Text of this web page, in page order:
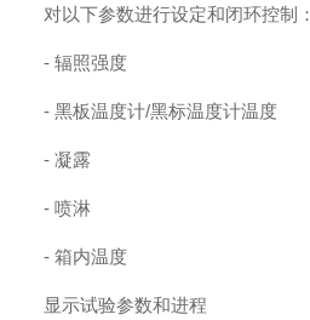
对以下参数进行设定和闭环控制：
- 辐照强度
- 黑板温度计/黑标温度计温度
- 凝露
- 喷淋
- 箱内温度
显示试验参数和进程